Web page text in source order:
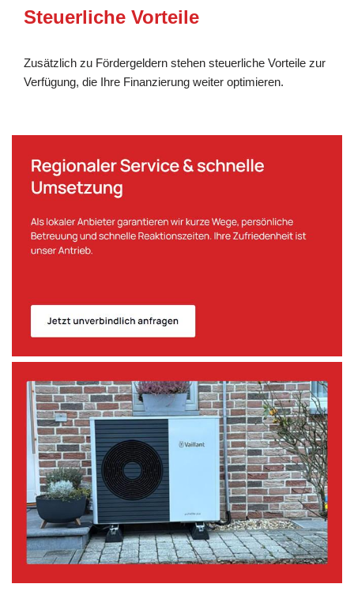
Steuerliche Vorteile
Zusätzlich zu Fördergeldern stehen steuerliche Vorteile zur
Verfügung, die Ihre Finanzierung weiter optimieren.